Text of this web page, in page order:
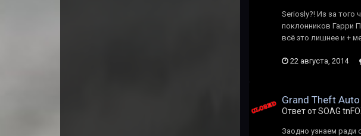
Seriosly?! Из за того
поклонников Гарри
всё это лишнее и +
22 августа, 2014
Grand Theft
Ответ от SOAG
Заодно узнаем ради